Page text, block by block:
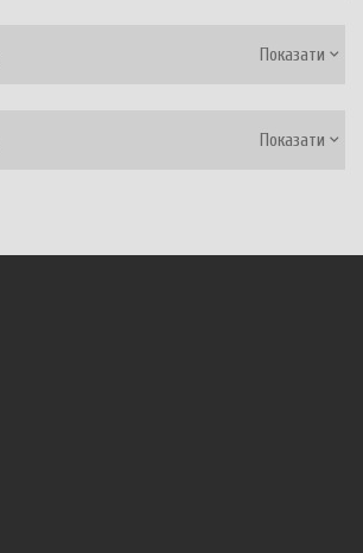
Показати
Показати